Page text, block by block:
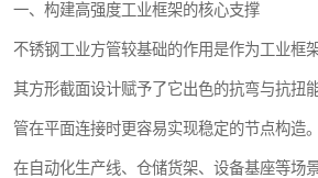
一、构建高强度工业框架的核心支撑
不锈钢工业方管较基础的作用是作为工业框
其方形截面设计赋予了它出色的抗弯与抗扭
管在平面连接时更容易实现稳定的节点构造。
在自动化生产线、仓储货架、设备基座等场